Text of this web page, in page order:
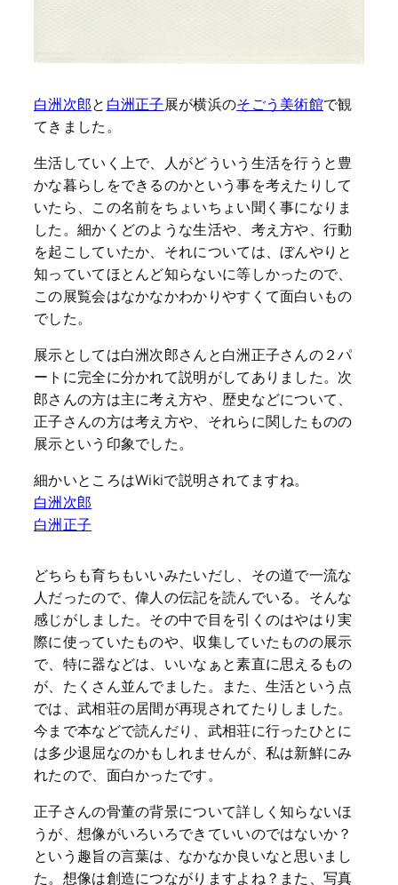
白洲次郎と 白洲正子展が横浜のそごう美術館で観
てきました。
生活していく上で、人がどういう生活を行うと豊
かな暮らしをできるのかという事を考えたりして
いたら、この名前をちょいちょい聞く事になりま
した。細かくどのような生活や、考え方や、行動
を起こしていたか、それについては、ぼんやりと
知っていてほとんど知らないに等しかったので、
この展覧会はなかなかわかりやすくて面白いもの
でした。
展示としては白洲次郎さんと白洲正子さんの２パ
ートに完全に分かれて説明がしてありました。次
郎さんの方は主に考え方や、歴史などについて、
正子さんの方は考え方や、それらに関したものの
展示という印象でした。
細かいところはWikiで説明されてますね。
白洲次郎
白洲正子
どちらも育ちもいいみたいだし、その道で一流な
人だったので、偉人の伝記を読んでいる。そんな
感じがしました。その中で目を引くのはやはり実
際に使っていたものや、収集していたものの展示
で、特に器などは、いいなぁと素直に思えるもの
が、たくさん並んでました。また、生活という点
では、武相荘の居間が再現されてたりしました。
今まで本などで読んだり、武相荘に行ったひとに
は多少退屈なのかもしれませんが、私は新鮮にみ
れたので、面白かったです。
正子さんの骨董の背景について詳しく知らないほ
うが、想像がいろいろできていいのではないか？
という趣旨の言葉は、なかなか良いなと思いまし
た。想像は創造につながりますよね？また、写真